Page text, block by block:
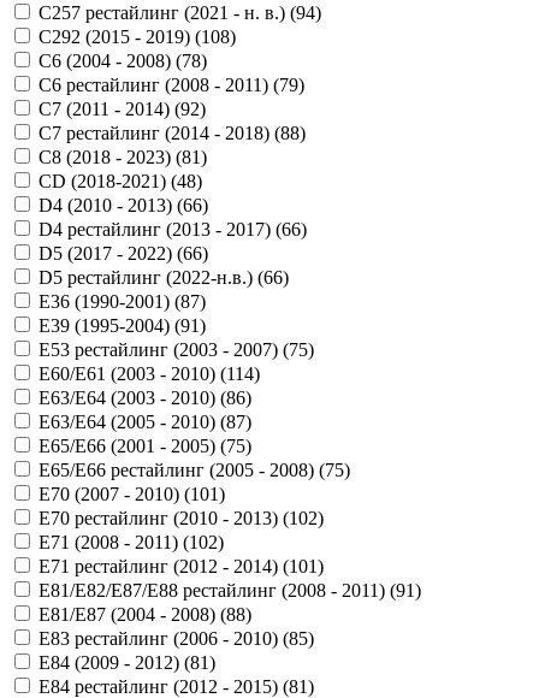
C257 рестайлинг (2021 - н. в.) (94)
C292 (2015 - 2019) (108)
C6 (2004 - 2008) (78)
C6 рестайлинг (2008 - 2011) (79)
C7 (2011 - 2014) (92)
C7 рестайлинг (2014 - 2018) (88)
C8 (2018 - 2023) (81)
CD (2018-2021) (48)
D4 (2010 - 2013) (66)
D4 рестайлинг (2013 - 2017) (66)
D5 (2017 - 2022) (66)
D5 рестайлинг (2022-н.в.) (66)
E36 (1990-2001) (87)
E39 (1995-2004) (91)
E53 рестайлинг (2003 - 2007) (75)
E60/E61 (2003 - 2010) (114)
E63/E64 (2003 - 2010) (86)
E63/E64 (2005 - 2010) (87)
E65/E66 (2001 - 2005) (75)
E65/E66 рестайлинг (2005 - 2008) (75)
E70 (2007 - 2010) (101)
E70 рестайлинг (2010 - 2013) (102)
E71 (2008 - 2011) (102)
E71 рестайлинг (2012 - 2014) (101)
E81/E82/E87/E88 рестайлинг (2008 - 2011) (91)
E81/E87 (2004 - 2008) (88)
E83 рестайлинг (2006 - 2010) (85)
E84 (2009 - 2012) (81)
E84 рестайлинг (2012 - 2015) (81)